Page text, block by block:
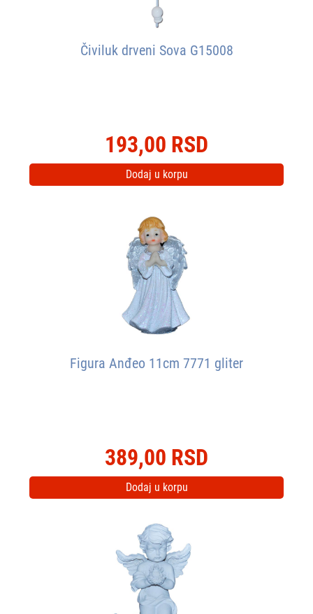
Čiviluk drveni Sova G15008
193,00 RSD
Dodaj u korpu
Figura Anđeo 11cm 7771 gliter
389,00 RSD
Dodaj u korpu